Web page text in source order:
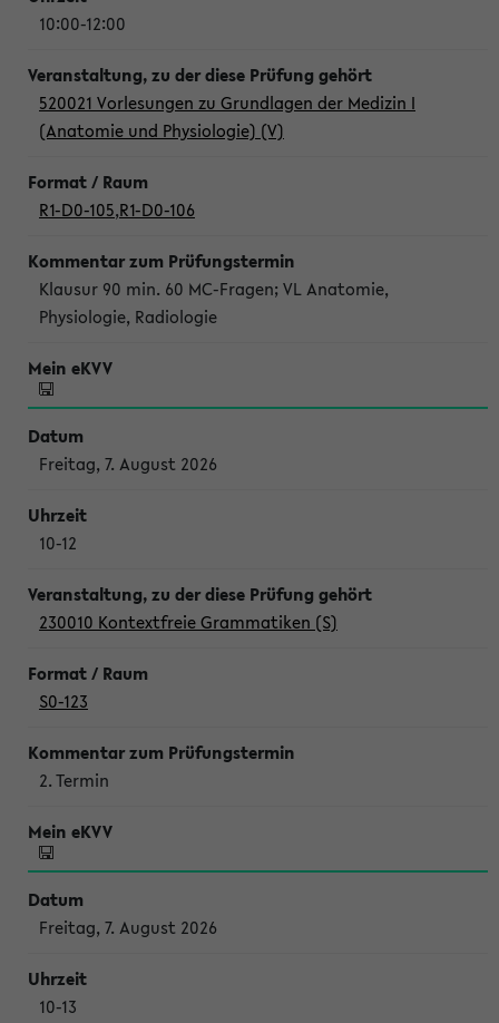
10:00-12:00
520021 Vorlesungen zu Grundlagen der Medizin I
(Anatomie und Physiologie) (V)
R1-D0-105,R1-D0-106
Klausur 90 min. 60 MC-Fragen; VL Anatomie,
Physiologie, Radiologie
Freitag, 7. August 2026
10-12
230010 Kontextfreie Grammatiken (S)
S0-123
2. Termin
Freitag, 7. August 2026
10-13